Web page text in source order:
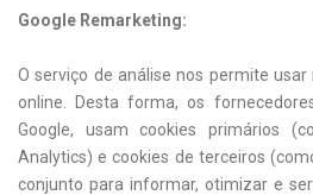
Google Remarketing:
O serviço de análise nos permite
online. Desta forma, os
Google, usam cookies primários
Analytics) e cookies de terceiros
conjunto para informar, otimizar e